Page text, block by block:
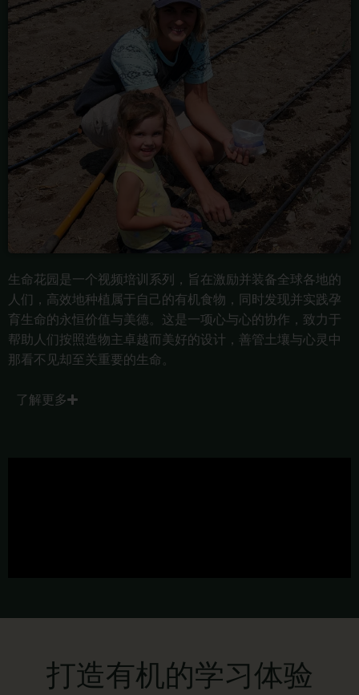
生命花园是一个视频培训系列，旨在激励并装备全球各地的
人们，高效地种植属于自己的有机食物，同时发现并实践孕
育生命的永恒价值与美德。这是一项心与心的协作，致力于
帮助人们按照造物主卓越而美好的设计，善管土壤与心灵中
那看不见却至关重要的生命。
了解更多
打造有机的学习体验